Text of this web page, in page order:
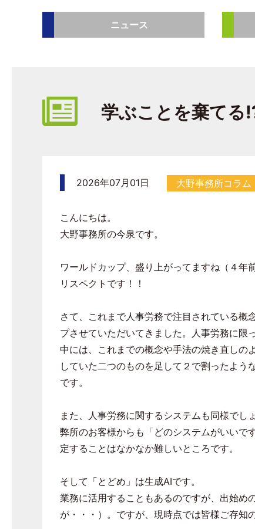
ニュース
学ぶことを棄て
2026年07月01日 大野事務所コラム
こんにちは。
大野事務所の今泉です。
ワールドカップ、盛り上がってますね（４年
リスペクトです！！
さて、これまで人事労務で注目されている概
プさせていただいてきました。人事労務に限
中には、これまでの概念や手法の焼き直しの
していた二つのものを足して２で割ったよ
です。
また、人事労務に関するシステムも同様でし
弊所のお客様からも「どのシステムがいいで
定することはなかなか難しいところです。
そして「とどめ」は生成AIです。
業務に活用することもあるのですが、出始め
が・・・）。ですが、現時点では皆様ご存知